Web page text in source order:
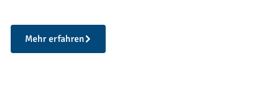
Mehr erfahren